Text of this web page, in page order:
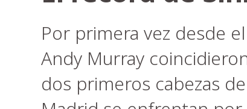
Por primera vez desde
Andy Murray
dos primeros cabezas